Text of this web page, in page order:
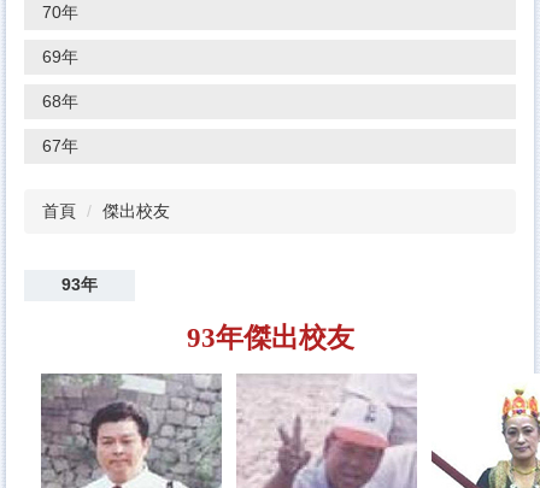
70年
69年
68年
67年
首頁 傑出校友
93年
93年傑出校友